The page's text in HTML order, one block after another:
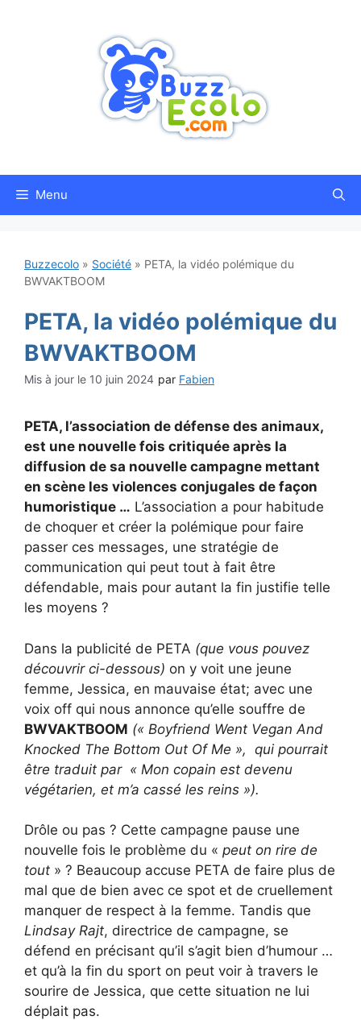
Menu
Buzzecolo » Société » PETA, la vidéo polémique du
BWVAKTBOOM
PETA, la vidéo polémique du
BWVAKTBOOM
10 juin 2024 par Fabien
PETA, l’association de défense des animaux,
est une nouvelle fois critiquée après la
diffusion de sa nouvelle campagne mettant
en scène les violences conjugales de façon
humoristique … L’association a pour habitude
de choquer et créer la polémique pour faire
passer ces messages, une stratégie de
communication qui peut tout à fait être
défendable, mais pour autant la fin justifie telle
les moyens ?
Dans la publicité de PETA (que vous pouvez
découvrir ci-dessous) on y voit une jeune
femme, Jessica, en mauvaise état; avec une
voix off qui nous annonce qu’elle souffre de
BWVAKTBOOM (« Boyfriend Went Vegan And
Knocked The Bottom Out Of Me », qui pourrait
être traduit par « Mon copain est devenu
végétarien, et m’a cassé les reins »).
Drôle ou pas ? Cette campagne pause une
nouvelle fois le problème du « peut on rire de
tout » ? Beaucoup accuse PETA de faire plus de
mal que de bien avec ce spot et de cruellement
manquer de respect à la femme. Tandis que
Lindsay Rajt, directrice de campagne, se
défend en précisant qu’il s’agit bien d’humour …
et qu’à la fin du sport on peut voir à travers le
sourire de Jessica, que cette situation ne lui
déplait pas.